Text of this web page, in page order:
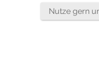
Nutze gern